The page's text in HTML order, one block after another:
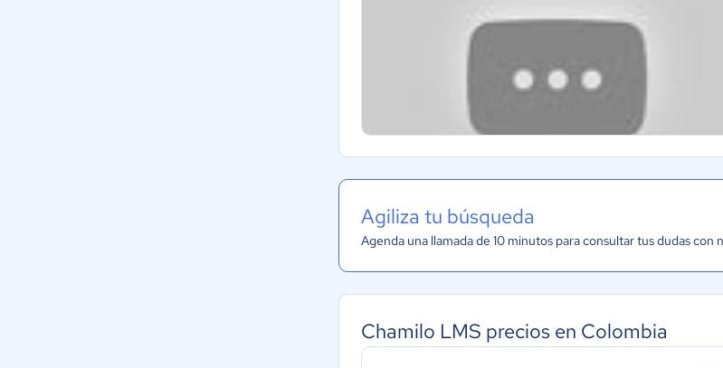
Agiliza tu búsqueda
Agenda una llamada de 10 minutos para consultar tus dudas con
Chamilo LMS precios en Colombia